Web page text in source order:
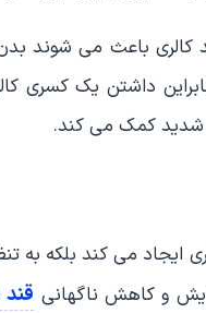
باعث می شوند
شدید کمک می کند.
ایجاد می کند بلکه
و کاهش ناگهانی